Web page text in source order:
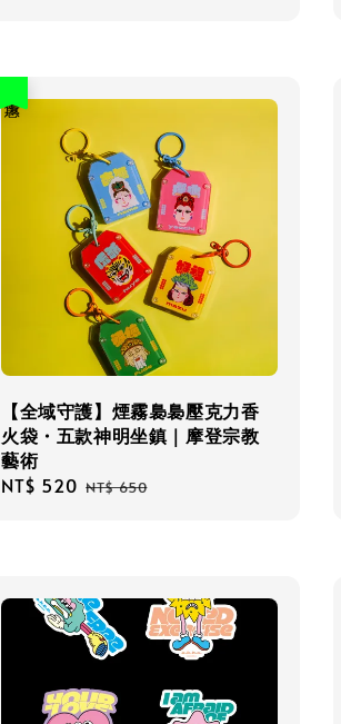
【全域守護】煙霧裊裊壓克力香
火袋・五款神明坐鎮｜摩登宗教
藝術
Sale
NT$ 520 Regular
NT$ 650